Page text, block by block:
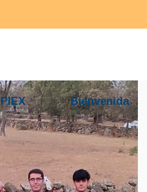
PIEX Bienvenida